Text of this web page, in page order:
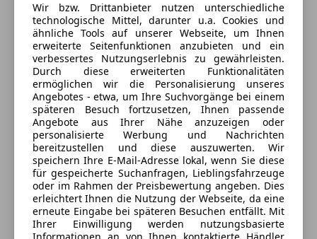
Zentralverriegelung mit Funkfernbedienung
Extras
Alufelgen
Dachreling
Innenspiegel automatisch abblendend
Katalysator
Schiebetür
Spoiler
Sportsitze
Sprachsteuerung
Touchscreen
Wärmepumpe
-Motor 1,5 Ltr. - 96 kW CDTI DPF
-Radstand 2785 mm
-Radvollabdeckungen
-Reifendruck-Kontrollsystem
-Rußpartikelfilter
-Schadstoffarm nach Abgasnorm Euro 6d-TEMP
-Schiebetür links mit Fenster
-Schiebetür rechts mit Fenster
-Schließ-/Startsystem Keyless Open
–Seitenairbag vorn-Sicht-Paket
-Start/Stop-Anlage
-Stoßfänger Wagenfarbe
-Türgriffe außen Wagenfarbe
-Zentralverriegelung mit Fernbedienung
Showroom/Verkauf
Schließt bald
Schließt um 12:00
Rheinstraße 9,
6971 Hard, AT
Kontakt
Verkaufsteam The Gallery
Alle Fahrzeuge des Anbieters
Anbieter kontaktieren
Wir bzw. Drittanbieter nutzen unterschiedliche
technologische Mittel, darunter u.a. Cookies und
ähnliche Tools auf unserer Webseite, um Ihnen
erweiterte Seitenfunktionen anzubieten und ein
verbessertes Nutzungserlebnis zu gewährleisten.
Durch diese erweiterten Funktionalitäten
ermöglichen wir die Personalisierung unseres
Angebotes - etwa, um Ihre Suchvorgänge bei einem
späteren Besuch fortzusetzen, Ihnen passende
Angebote aus Ihrer Nähe anzuzeigen oder
personalisierte Werbung und Nachrichten
bereitzustellen und diese auszuwerten. Wir
speichern Ihre E-Mail-Adresse lokal, wenn Sie diese
für gespeicherte Suchanfragen, Lieblingsfahrzeuge
oder im Rahmen der Preisbewertung angeben. Dies
erleichtert Ihnen die Nutzung der Webseite, da eine
erneute Eingabe bei späteren Besuchen entfällt. Mit
Ihrer Einwilligung werden nutzungsbasierte